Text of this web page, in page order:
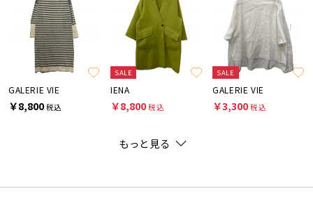
GALERIE VIE
￥8,800税込
SALE
IENA
￥8,800税込
SALE
GALERIE VIE
￥3,300税込
もっと見る